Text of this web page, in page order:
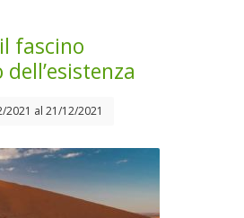
fascino
2021 al 21/12/2021